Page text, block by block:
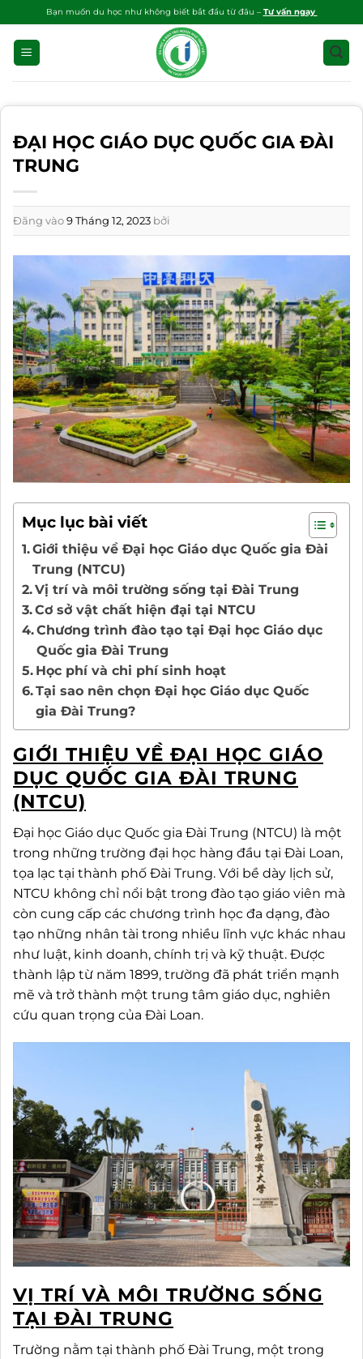
qua
dung
Bạn muốn du học như không biết bắt đầu từ đâu – Tư vấn ngay
ĐẠI HỌC GIÁO DỤC QUỐC GIA ĐÀI
TRUNG
Đăng vào9 Tháng 12, 2023 bởi
Mục lục bài viết
Giới thiệu về Đại học Giáo dục Quốc gia Đài
Trung (NTCU)
Vị trí và môi trường sống tại Đài Trung
Cơ sở vật chất hiện đại tại NTCU
Chương trình đào tạo tại Đại học Giáo dục
Quốc gia Đài Trung
Học phí và chi phí sinh hoạt
Tại sao nên chọn Đại học Giáo dục Quốc
gia Đài Trung?
GIỚI THIỆU VỀ ĐẠI HỌC GIÁO
DỤC QUỐC GIA ĐÀI TRUNG
(NTCU)
Đại học Giáo dục Quốc gia Đài Trung (NTCU) là một
trong những trường đại học hàng đầu tại Đài Loan,
tọa lạc tại thành phố Đài Trung. Với bề dày lịch sử,
NTCU không chỉ nổi bật trong đào tạo giáo viên mà
còn cung cấp các chương trình học đa dạng, đào
tạo những nhân tài trong nhiều lĩnh vực khác nhau
như luật, kinh doanh, chính trị và kỹ thuật. Được
thành lập từ năm 1899, trường đã phát triển mạnh
mẽ và trở thành một trung tâm giáo dục, nghiên
cứu quan trọng của Đài Loan.
VỊ TRÍ VÀ MÔI TRƯỜNG SỐNG
TẠI ĐÀI TRUNG
Trường nằm tại thành phố Đài Trung, một trong